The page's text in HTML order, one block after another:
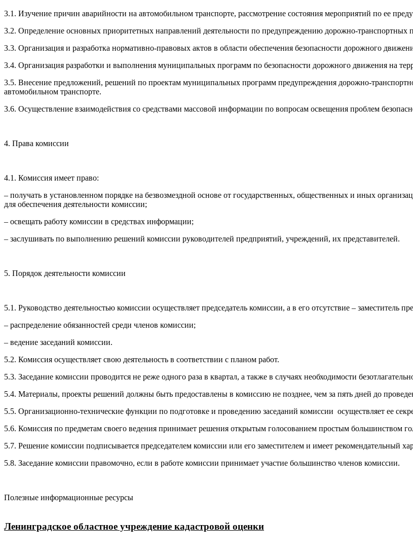
3.1. Изучение причин аварийности на автомобильном транспорте, рассмотрение состояния мероприятий по ее
3.2. Определение основных приоритетных направлений деятельности по предупреждению дорожно-
3.3. Организация и разработка нормативно-правовых актов в области обеспечения безопасности дорожного
3.4. Организация разработки и выполнения муниципальных программ по безопасности дорожного движения на
3.5. Внесение предложений, решений по проектам муниципальных программ предупреждения дорожно-
автомобильном транспорте.
3.6. Осуществление взаимодействия со средствами массовой информации по вопросам освещения проблем
4. Права комиссии
4.1. Комиссия имеет право:
– получать в установленном порядке на безвозмездной основе от государственных, общественных и иных
для обеспечения деятельности комиссии;
– освещать работу комиссии в средствах информации;
– заслушивать по выполнению решений комиссии руководителей предприятий, учреждений, их представителей.
5. Порядок деятельности комиссии
5.1. Руководство деятельностью комиссии осуществляет председатель комиссии, а в его отсутствие – заместитель
– распределение обязанностей среди членов комиссии;
– ведение заседаний комиссии.
5.2. Комиссия осуществляет свою деятельность в соответствии с планом работ.
5.3. Заседание комиссии проводится не реже одного раза в квартал, а также в случаях необходимости
5.4. Материалы, проекты решений должны быть предоставлены в комиссию не позднее, чем за пять дней до
5.5. Организационно-технические функции по подготовке и проведению заседаний комиссии осуществляет ее
5.6. Комиссия по предметам своего ведения принимает решения открытым голосованием простым большинством
5.7. Решение комиссии подписывается председателем комиссии или его заместителем и имеет рекомендательный
5.8. Заседание комиссии правомочно, если в работе комиссии принимает участие большинство членов комиссии.
Полезные информационные ресурсы
Ленинградское областное учреждение кадастровой оценки